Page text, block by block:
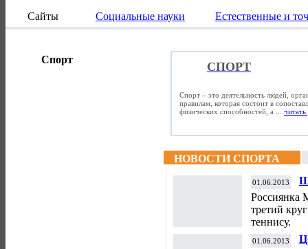
Сайты Социальные науки Естественные и
Спорт
СПОРТ
Спорт – это деятельность людей,
правилам, которая состоит в
физических способностей, а ... читать
НОВОСТИ СПОРТА
01.06.2013
Россиянка
третий
теннису.
01.06.2013